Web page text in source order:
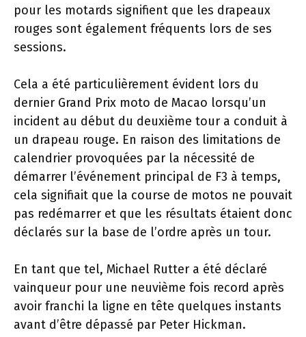
pour les motards signifient que les drapeaux
rouges sont également fréquents lors de ses
sessions.
Cela a été particulièrement évident lors du
dernier Grand Prix moto de Macao lorsqu’un
incident au début du deuxième tour a conduit à
un drapeau rouge. En raison des limitations de
calendrier provoquées par la nécessité de
démarrer l’événement principal de F3 à temps,
cela signifiait que la course de motos ne pouvait
pas redémarrer et que les résultats étaient donc
déclarés sur la base de l’ordre après un tour.
En tant que tel, Michael Rutter a été déclaré
vainqueur pour une neuvième fois record après
avoir franchi la ligne en tête quelques instants
avant d’être dépassé par Peter Hickman.